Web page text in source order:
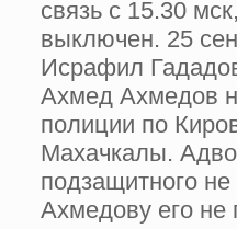
связь с 15.30
выключен. 25
Исрафил
Ахмед Ахмедов
полиции по
Махачкалы.
подзащитного не
Ахмедову его не